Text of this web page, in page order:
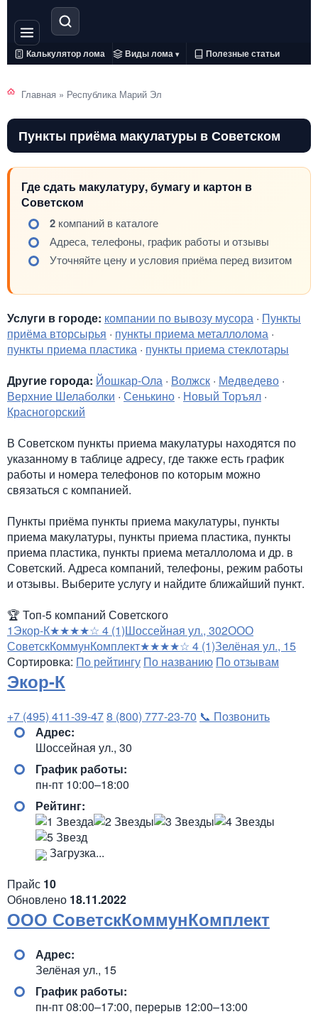
Калькулятор лома Виды лома ▾ Полезные статьи
Главная » Республика Марий Эл
Пункты приёма макулатуры в Советском
Где сдать макулатуру, бумагу и картон в
Советском
2 компаний в каталоге
Адреса, телефоны, график работы и отзывы
Уточняйте цену и условия приёма перед визитом
Услуги в городе: компании по вывозу мусора · Пункты
приёма вторсырья · пункты приема металлолома ·
пункты приема пластика · пункты приема стеклотары
Другие города: Йошкар-Ола · Волжск · Медведево ·
Верхние Шелаболки · Сенькино · Новый Торъял ·
Красногорский
В Советском пункты приема макулатуры находятся по
указанному в таблице адресу, где также есть график
работы и номера телефонов по которым можно
связаться с компанией.
Пункты приёма пункты приема макулатуры, пункты
приема макулатуры, пункты приема пластика, пункты
приема пластика, пункты приема металлолома и др. в
Советский. Адреса компаний, телефоны, режим работы
и отзывы. Выберите услугу и найдите ближайший пункт.
🏆 Топ-5 компаний Советского
1Экор-К★★★★☆ 4 (1)Шоссейная ул., 302ООО
СоветскКоммунКомплект★★★★☆ 4 (1)Зелёная ул., 15
Сортировка: По рейтингу По названию По отзывам
Экор-К
+7 (495) 411-39-478 (800) 777-23-70 📞 Позвонить
Адрес:
Шоссейная ул., 30
График работы:
пн-пт 10:00–18:00
Рейтинг:
Загрузка...
Прайс 10
Обновлено 18.11.2022
ООО СоветскКоммунКомплект
Адрес:
Зелёная ул., 15
График работы:
пн-пт 08:00–17:00, перерыв 12:00–13:00